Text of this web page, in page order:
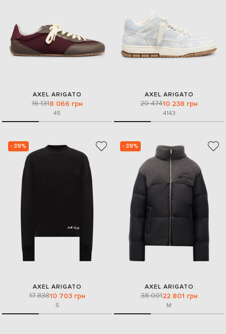
AXEL ARIGATO
16 1318 066 грн
45
AXEL ARIGATO
20 47410 238 грн
4143
- 39%
AXEL ARIGATO
17 83810 703 грн
S
- 39%
AXEL ARIGATO
38 00122 801 грн
M